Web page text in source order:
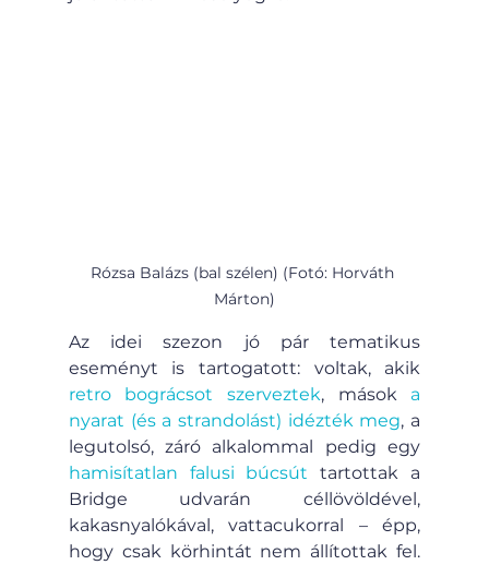
Rózsa Balázs (bal szélen) (Fotó: Horváth
Márton)
Az idei szezon jó pár tematikus
retro bográcsot szerveztek, mások a
nyarat (és a strandolást) idézték meg, a
hamisítatlan falusi búcsút tartottak a
Bridge udvarán céllövöldével,
kakasnyalókával, vattacukorral – épp,
hogy csak körhintát nem állítottak fel.